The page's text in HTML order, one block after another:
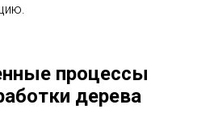
процессы
дерева